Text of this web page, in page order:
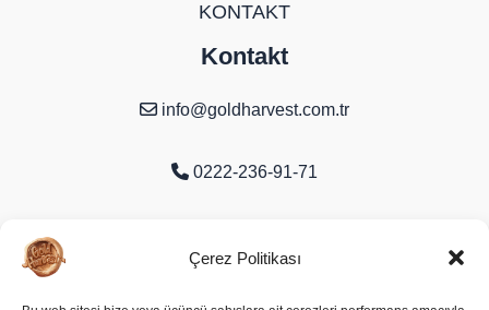
Çerez Politikası
KONTAKT
Kontakt
info@goldharvest.com.tr
0222-236-91-71
Odunpazarı/Eskişehir